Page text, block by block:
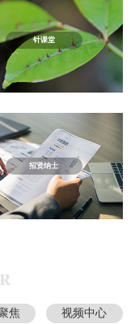
针课堂
招贤纳士
焦 视频中心